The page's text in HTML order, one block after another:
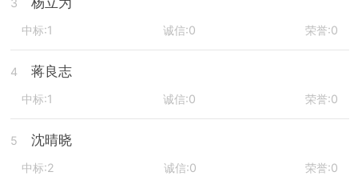
中标:1 诚信:0 荣誉:0
4 蒋良志
中标:1 诚信:0 荣誉:0
5 沈晴晓
中标:2 诚信:0 荣誉:0